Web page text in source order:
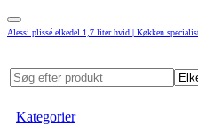
Alessi plissé elkedel 1,7 liter hvid | Køkken
Kategorier